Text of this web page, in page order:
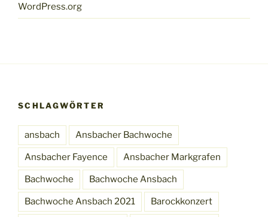
WordPress.org
SCHLAGWÖRTER
ansbach Ansbacher Bachwoche
Ansbacher Fayence Ansbacher Markgrafen
Bachwoche Bachwoche Ansbach
Bachwoche Ansbach 2021 Barockkonzert